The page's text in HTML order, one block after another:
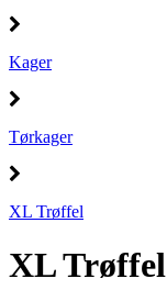
Kager
Tørkager
XL Trøffel
XL Trøffel